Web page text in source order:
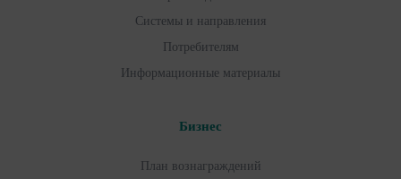
Системы и направления
Потребителям
Информационные материалы
Бизнес
План вознаграждений